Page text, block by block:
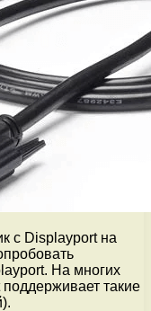
с Displayport на
На многих
такие